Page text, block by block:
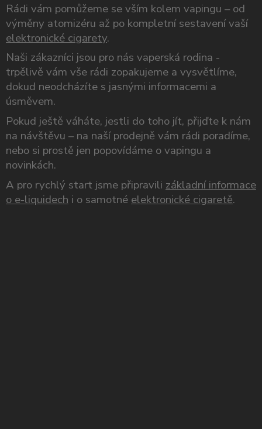
Rádi vám pomůžeme se vším kolem vapingu – od
výměny atomizéru až po kompletní sestavení vaší
elektronické cigarety.
Naši zákazníci jsou pro nás vaperská rodina -
trpělivě vám vše rádi zopakujeme a vysvětlíme,
dokud neodcházíte s jasnými informacemi a
úsměvem.
Pokud ještě váháte, jestli do toho jít, přijďte k nám
na návštěvu – na naší prodejně vám rádi poradíme,
nebo si prostě jen popovídáme o vapingu a
novinkách.
A pro rychlý start jsme připravili základní informace
o e-liquidech i o samotné elektronické cigaretě.